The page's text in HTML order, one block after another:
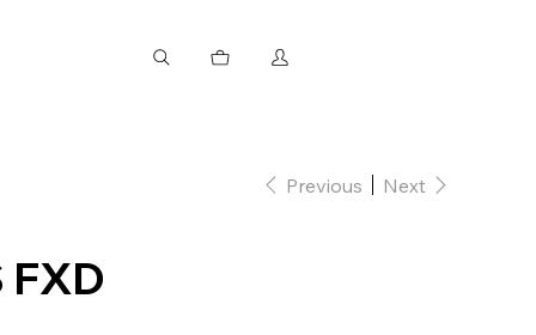
Previous Next
FXD